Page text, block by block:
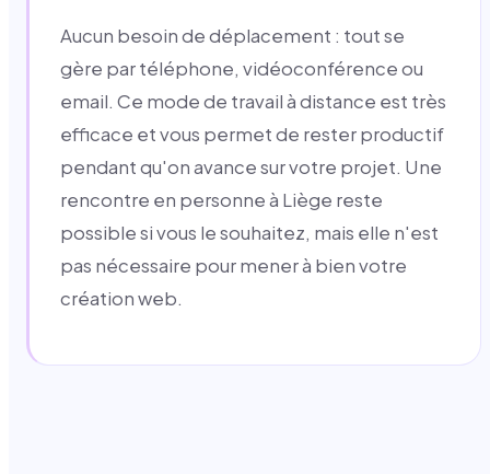
Aucun besoin de déplacement : tout se
gère par téléphone, vidéoconférence ou
email. Ce mode de travail à distance est très
efficace et vous permet de rester productif
pendant qu'on avance sur votre projet. Une
rencontre en personne à Liège reste
possible si vous le souhaitez, mais elle n'est
pas nécessaire pour mener à bien votre
création web.